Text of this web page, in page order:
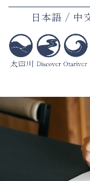
日本語 中